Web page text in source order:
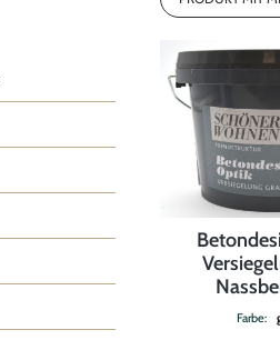
Flash Mint
Sparkling
Silvershine
Crystal
Moonshine
siehe
Farbe: